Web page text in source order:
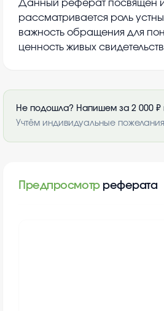
Данный реферат посвящен
рассматривается роль
важность обращения для
ценность живых
Не подошла? Напишем за 2 000 ₽
Учтём индивидуальные
Предпросмотр реферата